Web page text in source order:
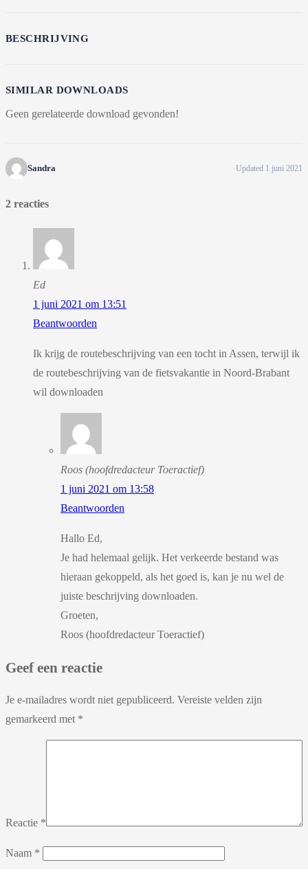
BESCHRIJVING
SIMILAR DOWNLOADS
Geen gerelateerde download gevonden!
Sandra Updated 1 juni 2021
2 reacties
Ed
1 juni 2021 om 13:51
Beantwoorden
Ik krijg de routebeschrijving van een tocht in Assen, terwijl ik
de routebeschrijving van de fietsvakantie in Noord-Brabant
wil downloaden
Roos (hoofdredacteur Toeractief)
1 juni 2021 om 13:58
Beantwoorden
Hallo Ed,
Je had helemaal gelijk. Het verkeerde bestand was
hieraan gekoppeld, als het goed is, kan je nu wel de
juiste beschrijving downloaden.
Groeten,
Roos (hoofdredacteur Toeractief)
Geef een reactie
Je e-mailadres wordt niet gepubliceerd. Vereiste velden zijn
gemarkeerd met *
Reactie *
Naam *